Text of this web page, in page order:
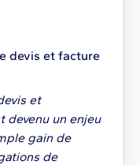
devis et facture
et
devenu un enjeu
gain de
de